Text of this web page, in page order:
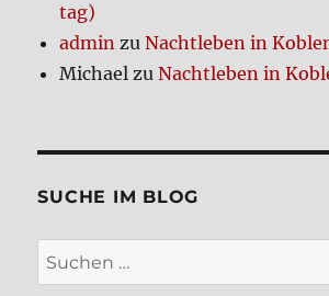
tag)
admin zuNacht­le­ben in
Michael zuNacht­le­ben in
SUCHE IM BLOG
Suchen
nach: